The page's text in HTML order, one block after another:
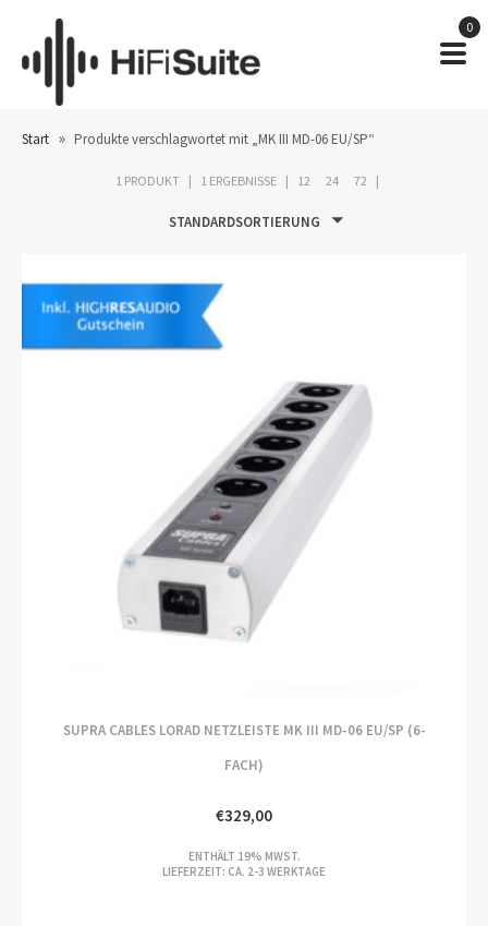
0
Start » Produkte verschlagwortet mit „MK III MD-06 EU/SP“
1 PRODUKT 1 ERGEBNISSE 12 24 72
STANDARDSORTIERUNG
SUPRA CABLES LORAD NETZLEISTE MK III MD-06 EU/SP (6-
FACH)
€329,00
ENTHÄLT 19% MWST.
LIEFERZEIT: CA. 2-3 WERKTAGE